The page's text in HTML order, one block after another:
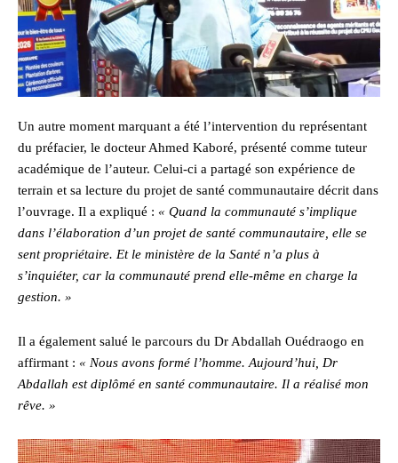
Un autre moment marquant a été l’intervention du représentant
du préfacier, le docteur Ahmed Kaboré, présenté comme tuteur
académique de l’auteur. Celui-ci a partagé son expérience de
terrain et sa lecture du projet de santé communautaire décrit dans
l’ouvrage. Il a expliqué : « Quand la communauté s’implique
dans l’élaboration d’un projet de santé communautaire, elle se
sent propriétaire. Et le ministère de la Santé n’a plus à
s’inquiéter, car la communauté prend elle-même en charge la
gestion. »
Il a également salué le parcours du Dr Abdallah Ouédraogo en
affirmant : « Nous avons formé l’homme. Aujourd’hui, Dr
Abdallah est diplômé en santé communautaire. Il a réalisé mon
rêve. »